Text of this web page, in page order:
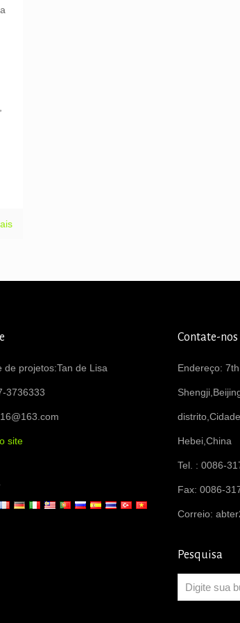
de projetos:Tan de Lisa
3736333
site
Contate-nos
Endereço:
Hebei,China
Tel. : 0086-
Fax: 0086-
Correio:
Pesquisa